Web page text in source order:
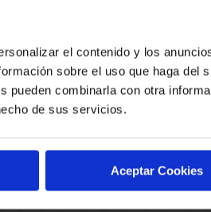
el contenido y los
sobre el uso que haga del
pueden combinarla con otra
de sus servicios.
Aceptar Cookies
ALAVÉS